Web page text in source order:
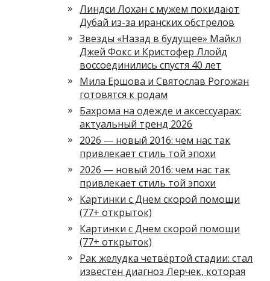
Линдси Лохан с мужем покидают
Дубай из-за иранских обстрелов
Звезды «Назад в будущее» Майкл
Джей Фокс и Кристофер Ллойд
воссоединились спустя 40 лет
Мила Ершова и Святослав Рогожан
готовятся к родам
Бахрома на одежде и аксессуарах:
актуальный тренд 2026
2026 — новый 2016: чем нас так
привлекает стиль той эпохи
2026 — новый 2016: чем нас так
привлекает стиль той эпохи
Картинки с Днем скорой помощи
(77+ открыток)
Картинки с Днем скорой помощи
(77+ открыток)
Рак желудка четвёртой стадии: стал
известен диагноз Лерчек, которая